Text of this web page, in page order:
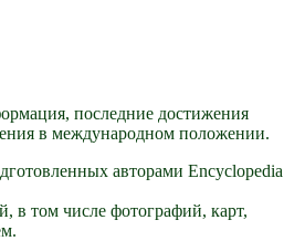
последние достижения
в международном положении.
авторами Encyclopedia
в том числе фотографий, карт,